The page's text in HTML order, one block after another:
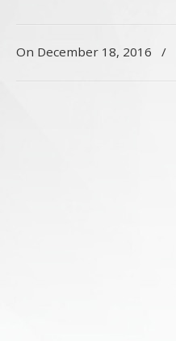
On December 18, 2016 /